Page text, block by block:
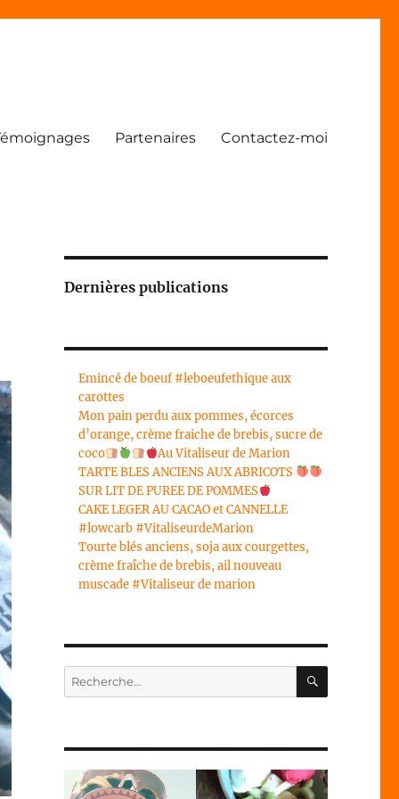
Partenaires Contactez-moi
Dernières publications
Emincé de boeuf #leboeufethique aux
carottes
Mon pain perdu aux pommes, écorces
d’orange, crème fraiche de brebis, sucre de
coco
Au Vitaliseur de Marion
TARTE BLES ANCIENS AUX ABRICOTS
SUR LIT DE PUREE DE POMMES
CAKE LEGER AU CACAO et CANNELLE
#lowcarb #VitaliseurdeMarion
Tourte blés anciens, soja aux courgettes,
crème fraîche de brebis, ail nouveau
muscade #Vitaliseur de marion
Recherche
pour :